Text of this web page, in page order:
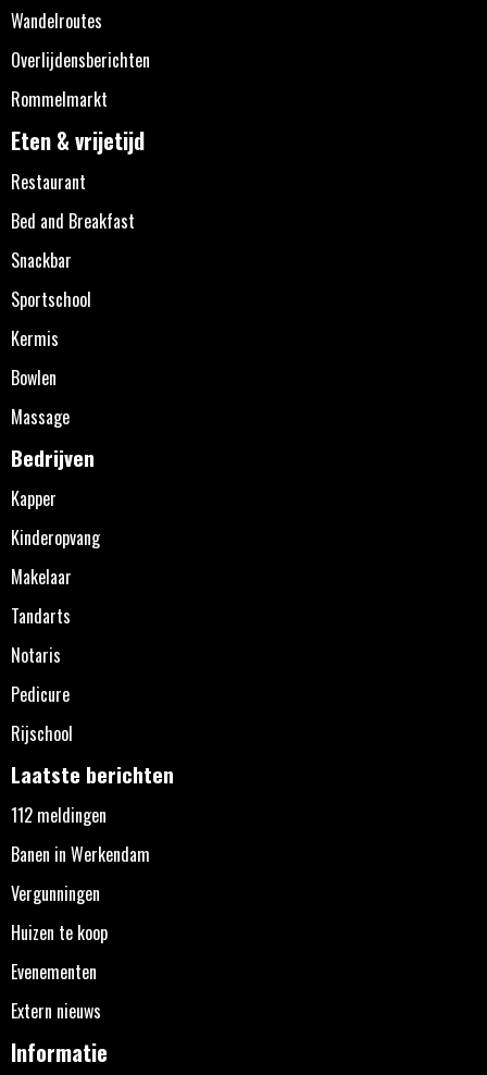
Wandelroutes
Overlijdensberichten
Rommelmarkt
Eten & vrijetijd
Restaurant
Bed and Breakfast
Snackbar
Sportschool
Kermis
Bowlen
Massage
Bedrijven
Kapper
Kinderopvang
Makelaar
Tandarts
Notaris
Pedicure
Rijschool
Laatste berichten
112 meldingen
Banen in Werkendam
Vergunningen
Huizen te koop
Evenementen
Extern nieuws
Informatie